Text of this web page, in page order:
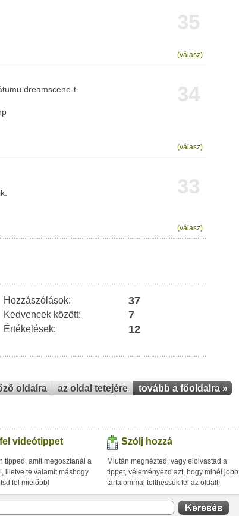
35
(válasz)
34
dreamscene-t
(válasz)
33
(válasz)
Hozzászólások: 37
Kedvencek között: 7
Értékelések: 12
oldalra az oldal tetejére tovább a főoldalra »
videótippet
tipped, amit megosztanál a
illetve te valamit máshogy
fel mielőbb!
Szólj hozzá
Miután megnézted, vagy elolvastad a
tippet, véleményezd azt, hogy minél jobb
tartalommal tölthessük fel az oldalt!